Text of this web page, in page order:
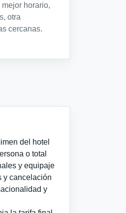
horario,
otra
cercanas.
del hotel
o total
y equipaje
y cancelación
y